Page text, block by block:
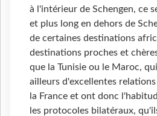
à l'intérieur de Schengen, ce
et plus long en dehors de
de certaines destinations
destinations proches et
que la Tunisie ou le Maroc,
ailleurs d'excellentes
la France et ont donc
les protocoles bilatéraux,